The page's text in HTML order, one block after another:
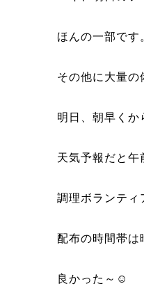
ほんの一部です
その他に大量
明日、朝早く
天気予報だと
調理ボランティ
配布の時間帯は
良かった～☺